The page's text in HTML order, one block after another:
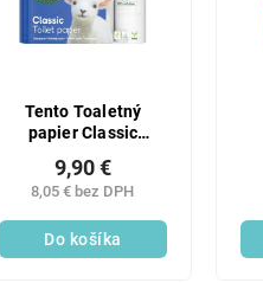
Tento Toaletný
papier Classic
roliek 1 ks
8,05 € bez DPH
9,90 €
Do košíka